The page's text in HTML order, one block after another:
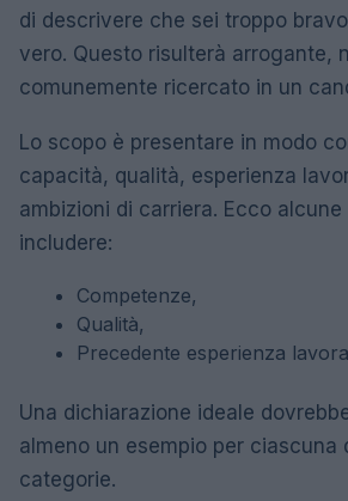
di descrivere che sei troppo
vero. Questo risulterà arrogante,
comunemente ricercato in un
Lo scopo è presentare in modo
capacità, qualità, esperienza
ambizioni di carriera. Ecco
includere:
Competenze,
Qualità,
Precedente esperienza
Una dichiarazione ideale
almeno un esempio per ciascuna
categorie.